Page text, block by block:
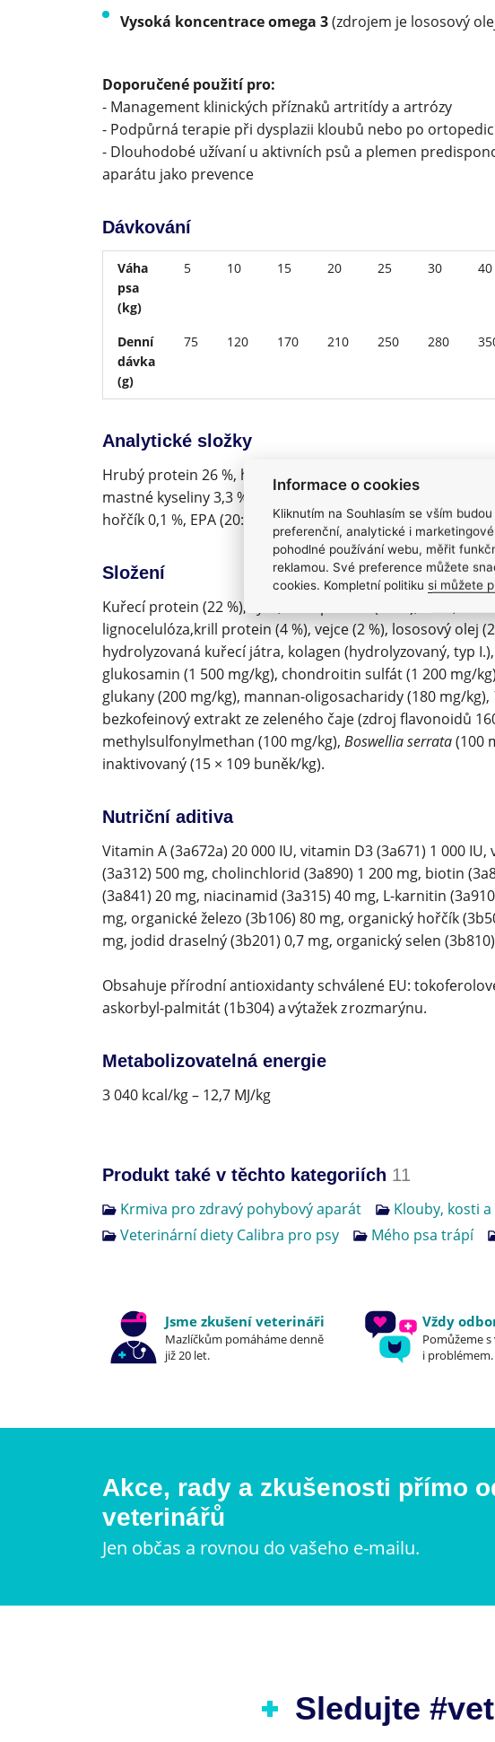
Vysoká koncentrace omega 3(zdrojem je lososový
Doporučené použití pro:
- Management klinických příznaků artritídy a artrózy
- Podpůrná terapie při dysplazii kloubů nebo po
- Dlouhodobé užívaní u aktivních psů a plemen
aparátu jako prevence
Dávkování
Váha
psa
(kg)
5 10 15 20 25 30 40
Denní
dávka
(g)
75 120 170 210 250 280
Analytické složky
Hrubý protein 26 %, hrubý tuk 8 %, hrubá vláknina 9,2 %,
mastné kyseliny 3,3 %, omega-6 mastné kyseliny 1,2 %,
hořčík 0,1 %, EPA (20:5 n-3) 0,5 %, DHA (22:6 n-3) 0,4 %,
Složení
Kuřecí protein (22 %), rýže, krůtí protein (12 %), oves,
lignocelulóza,krill protein (4 %), vejce (2 %), lososový olej
hydrolyzovaná kuřecí játra, kolagen (hydrolyzovaný, typ I.),
glukosamin (1 500 mg/kg), chondroitin sulfát (1 200 mg/
glukany (200 mg/kg), mannan-oligosacharidy (180 mg/kg),
bezkofeinový extrakt ze zeleného čaje (zdroj flavonoidů
methylsulfonylmethan (100 mg/kg), Boswellia serrata(100
inaktivovaný (15 × 109 buněk/kg).
Nutriční aditiva
Vitamin A (3a672a) 20 000 IU, vitamin D3 (3a671) 1 000
(3a312) 500 mg, cholinchlorid (3a890) 1 200 mg, biotin
(3a841) 20 mg, niacinamid (3a315) 40 mg, L-karnitin
mg, organické železo (3b106) 80 mg, organický hořčík
mg, jodid draselný (3b201) 0,7 mg, organický selen
Obsahuje přírodní antioxidanty schválené EU:
askorbyl-palmitát (1b304) a výtažek z rozmarýnu.
Metabolizovatelná energie
3 040 kcal/kg – 12,7 MJ/kg
Produkt také v těchto kategoriích 11
Krmiva pro zdravý pohybový aparát
Klouby, kosti a
Veterinární diety Calibra pro psy
Mého psa trápí
Jsme zkušení veterináři
Mazlíčkům pomáháme denně
již 20 let.
Vždy
Pomůžeme
i problémem.
Akce, rady a zkušenosti přímo
veterinářů
Jen občas a rovnou do vašeho e-mailu.
Sledujte
Informace o cookies
Kliknutím na Souhlasím se vším
preferenční, analytické i
pohodlné používání webu, měřit
reklamou. Své preference můžete
cookies. Kompletní politiku si můžete